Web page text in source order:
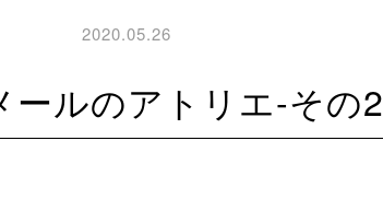
2020.05.26
メールのアトリエ-その2